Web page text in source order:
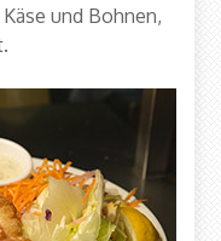
und Bohnen,